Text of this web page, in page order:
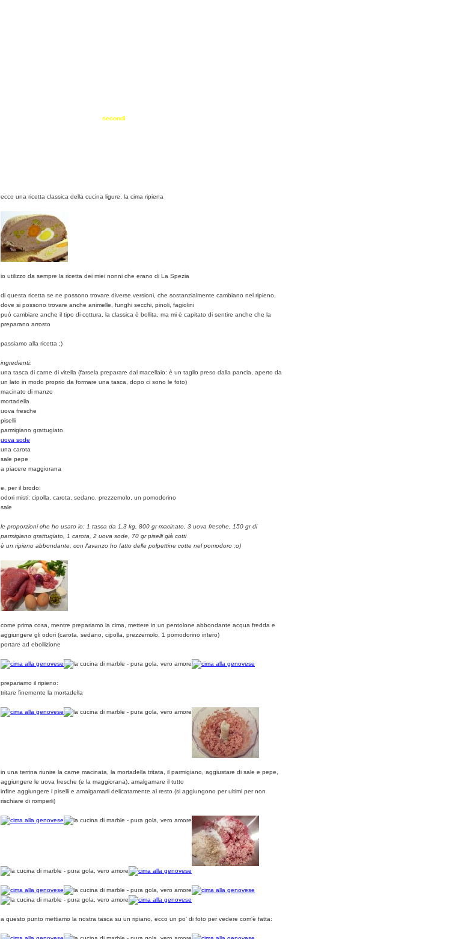
secondi
ecco una ricetta classica della cucina ligure, la cima ripiena
io utilizzo da sempre la ricetta dei miei nonni che erano di La Spezia
di questa ricetta se ne possono trovare diverse versioni, che sostanzialmente cambiano nel ripieno,
dove si possono trovare anche animelle, funghi secchi, pinoli, fagiolini
può cambiare anche il tipo di cottura, la classica è bollita, ma mi è capitato di sentire anche che la
preparano arrosto
passiamo alla ricetta ;)
ingredienti:
una tasca di carne di vitella (farsela preparare dal macellaio: è un taglio preso dalla pancia, aperto da
un lato in modo proprio da formare una tasca, dopo ci sono le foto)
macinato di manzo
mortadella
uova fresche
piselli
parmigiano grattugiato
uova sode
una carota
sale pepe
a piacere maggiorana
e, per il brodo:
odori misti: cipolla, carota, sedano, prezzemolo, un pomodorino
sale
le proporzioni che ho usato io: 1 tasca da 1,3 kg, 800 gr macinato, 3 uova fresche, 150 gr di
parmigiano grattugiato, 1 carota, 2 uova sode, 70 gr piselli già cotti
è un ripieno abbondante, con l'avanzo ho fatto delle polpettine cotte nel pomodoro ;o)
come prima cosa, mentre prepariamo la cima, mettere in un pentolone abbondante acqua fredda e
aggiungere gli odori (carota, sedano, cipolla, prezzemolo, 1 pomodorino intero)
portare ad ebollizione
prepariamo il ripieno:
tritare finemente la mortadella
in una terrina riunire la carne macinata, la mortadella tritata, il parmigiano, aggiustare di sale e pepe,
aggiungere le uova fresche (e la maggiorana), amalgamare il tutto
infine aggiungere i piselli e amalgamarli delicatamente al resto (si aggiungono per ultimi per non
rischiare di romperli)
a questo punto mettiamo la nostra tasca su un ripiano, ecco un po' di foto per vedere com'è fatta: